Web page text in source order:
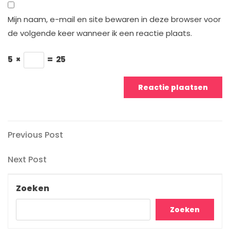
Mijn naam, e-mail en site bewaren in deze browser voor
de volgende keer wanneer ik een reactie plaats.
5 × = 25
Berichtnavigatie
Previous
Previous Post
Next
Next Post
Zoeken
Zoeken